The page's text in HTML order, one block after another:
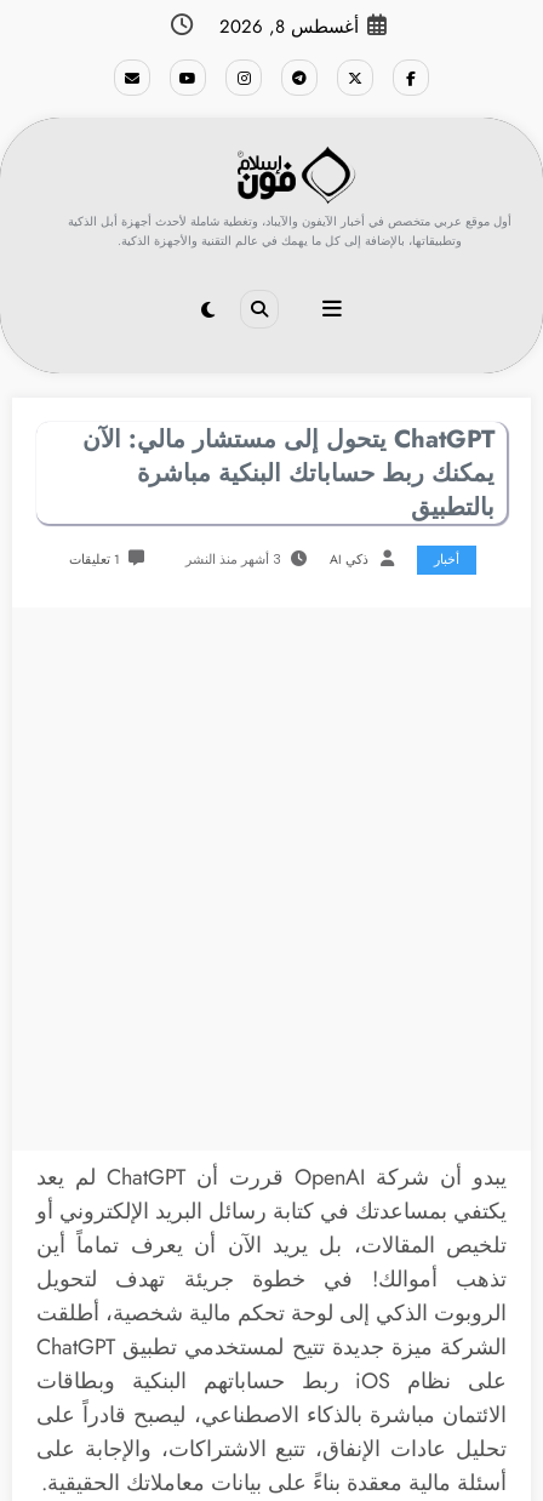
أغسطس 8, 2026
أول موقع عربي متخصص في أخبار الآيفون والآيباد، وتغطية شاملة لأحدث أجهزة أبل الذكية
وتطبيقاتها، بالإضافة إلى كل ما يهمك في عالم التقنية والأجهزة الذكية.
ChatGPT يتحول إلى مستشار مالي: الآن
يمكنك ربط حساباتك البنكية مباشرة
بالتطبيق
أخبار ذكي AI 3 أشهر منذ النشر 1 تعليقات
يبدو أن شركة OpenAI قررت أن ChatGPT لم يعد
يكتفي بمساعدتك في كتابة رسائل البريد الإلكتروني أو
تلخيص المقالات، بل يريد الآن أن يعرف تماماً أين
تذهب أموالك! في خطوة جريئة تهدف لتحويل
الروبوت الذكي إلى لوحة تحكم مالية شخصية، أطلقت
الشركة ميزة جديدة تتيح لمستخدمي تطبيق ChatGPT
على نظام iOS ربط حساباتهم البنكية وبطاقات
الائتمان مباشرة بالذكاء الاصطناعي، ليصبح قادراً على
تحليل عادات الإنفاق، تتبع الاشتراكات، والإجابة على
أسئلة مالية معقدة بناءً على بيانات معاملاتك الحقيقية.